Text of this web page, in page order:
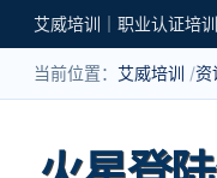
当前位置： 艾威培训 资